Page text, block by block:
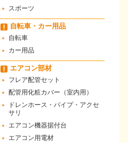
スポーツ
自転車・カー用品
自転車
カー用品
エアコン部材
フレア配管セット
配管用化粧カバー（室内用）
ドレンホース・パイプ・アクセ
サリ
エアコン機器据付台
エアコン用電材